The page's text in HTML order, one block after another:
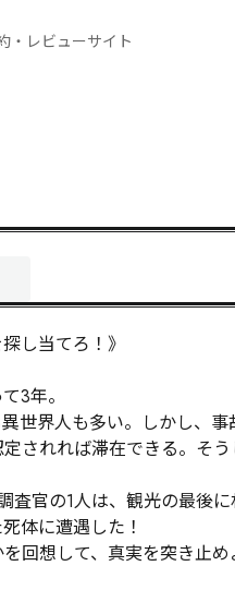
・レビューサイト
し当てろ！》
3年。
世界人も多い。しかし、事
されれば滞在できる。そう
官の1人は、観光の最後に
体に遭遇した！
回想して、真実を突き止